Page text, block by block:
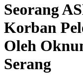
Seorang
Korban
Oleh
Serang